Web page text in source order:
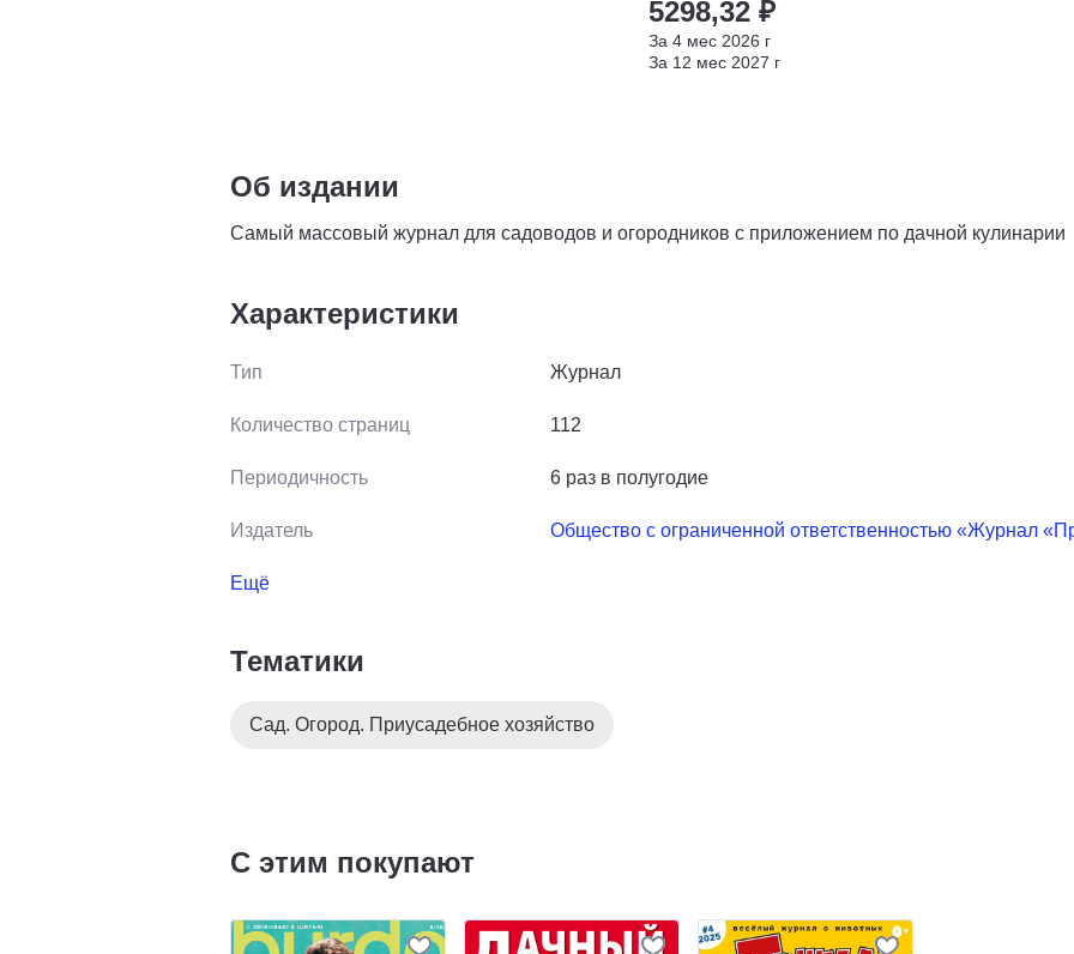
5298,32 ₽
За 4 мес 2026 г
За 12 мес 2027 г
Об издании
Самый массовый журнал для садоводов и огородников с приложением по дачной кулинарии
Характеристики
Тип Журнал
Количество страниц 112
Периодичность 6 раз в полугодие
Издатель Общество с ограниченной ответственностью «Журнал
Ещё
Тематики
Сад. Огород. Приусадебное хозяйство
С этим покупают